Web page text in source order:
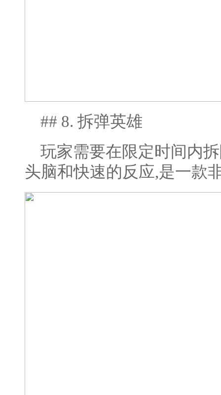
## 8. 拆弹英雄
玩家需要在限定时间内
头脑和快速的反应,是一款